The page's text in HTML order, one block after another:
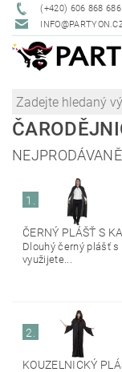
(+420) 606 868 686
1.
ČERNÝ PLÁŠŤ S
Dlouhý černý plášť
využijete...
2.
KOUZELNICKÝ